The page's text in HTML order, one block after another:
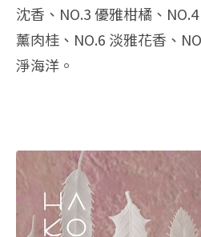
沈香、NO.3 優雅柑橘、
薰肉桂、NO.6 淡雅花香、
淨海洋。